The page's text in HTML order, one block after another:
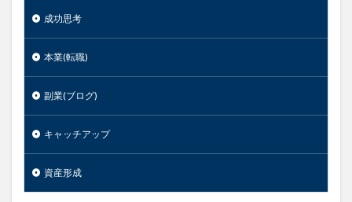
成功思考
本業(転職)
副業(ブログ)
キャッチアップ
資産形成